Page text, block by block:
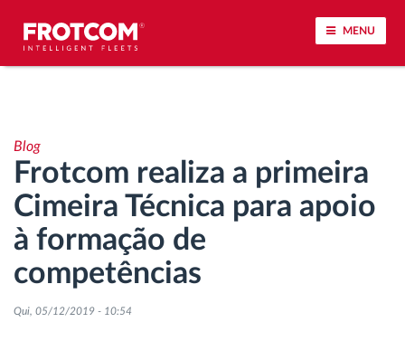
MENU
Análise do estilo de condução
Monitorização dos tempos de condução
Gestão de tarefas
Blog
Frotcom realiza a primeira
Cimeira Técnica para apoio
à formação de
competências
Qui, 05/12/2019 - 10:54